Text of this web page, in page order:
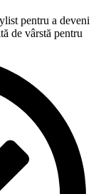
pentru a deveni
de vârstă pentru